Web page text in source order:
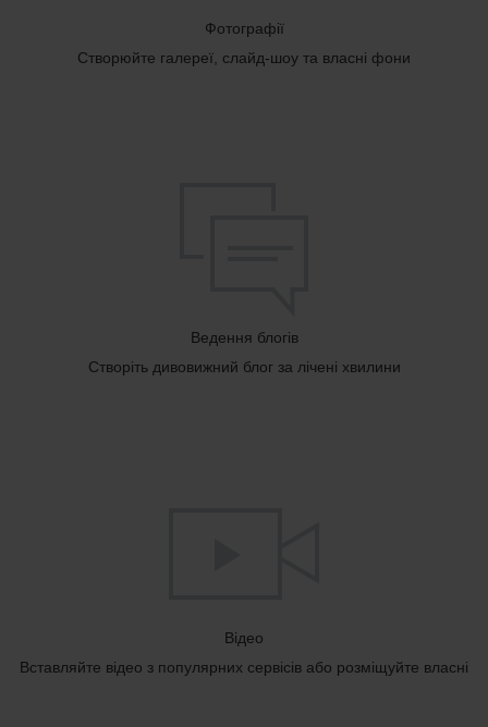
Фотографії
Створюйте галереї, слайд-шоу та власні фони
Ведення блогів
Створіть дивовижний блог за лічені хвилини
Відео
Вставляйте відео з популярних сервісів або розміщуйте власні